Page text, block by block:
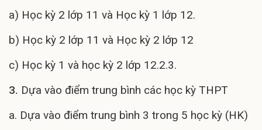
a) Học kỳ 2 lớp 11 và Học kỳ 1 lớp 12.
b) Học kỳ 2 lớp 11 và Học kỳ 2 lớp 12
c) Học kỳ 1 và học kỳ 2 lớp 12.2.3.
3. Dựa vào điểm trung bình các học kỳ THPT
a. Dựa vào điểm trung bình 3 trong 5 học kỳ (HK)